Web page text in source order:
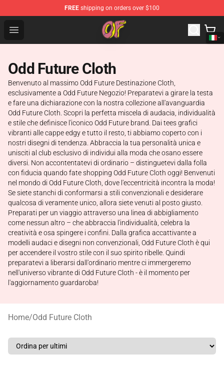
FREE shipping on orders over $100
Open menu
Odd Future Shop - Official Odd Future Merchandise Store
Odd Future Cloth
Benvenuto al massimo Odd Future Destinazione Cloth,
esclusivamente a Odd Future Negozio! Preparatevi a girare la testa
e fare una dichiarazione con la nostra collezione all'avanguardia
Odd Future Cloth. Scopri la perfetta miscela di audacia, individualità
e stile che definisce l'iconico Odd Future brand. Dai tees grafici
vibranti alle cappe edgy e tutto il resto, ti abbiamo coperto con i
nostri disegni di tendenza. Abbraccia la tua personalità unica e
unisciti al club esclusivo di individui alla moda che osano essere
diversi. Non accontentatevi di ordinario – distinguetevi dalla folla
con fiducia quando fate shopping Odd Future Cloth oggi! Benvenuti
nel mondo di Odd Future Cloth, dove l'eccentricità incontra la moda!
Se siete stanchi di conformarsi a stili convenzionali e desiderare
qualcosa di veramente unico, allora siete venuti al posto giusto.
Preparati per un viaggio attraverso una linea di abbigliamento
come nessun altro – che abbraccia l'individualità, celebra la
creatività e osa spingere i confini. Dalla grafica accattivante a
modelli audaci e disegni non convenzionali, Odd Future Cloth è qui
per accendere il vostro stile con il suo spirito ribelle. Quindi
preparatevi a liberarsi dall'ordinario mentre ci immergeremo
nell'universo vibrante di Odd Future Cloth - è il momento per
l'aggiornamento guardaroba!
Home/Odd Future Cloth